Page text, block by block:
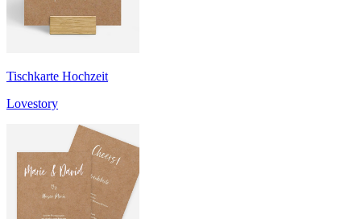
Tischkarte Hochzeit
Lovestory